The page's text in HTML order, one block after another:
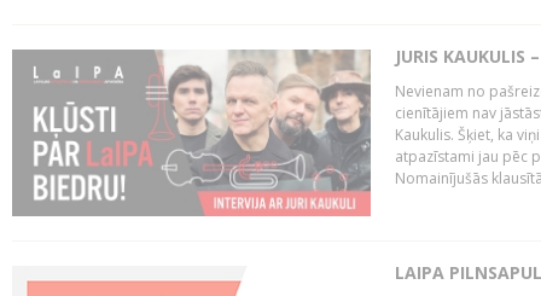
JURIS KAUKULIS
Nevienam no
cienītājiem nav
Kaukulis. Šķiet, ka
atpazīstami jau pēc
Nomainījušās
LAIPA